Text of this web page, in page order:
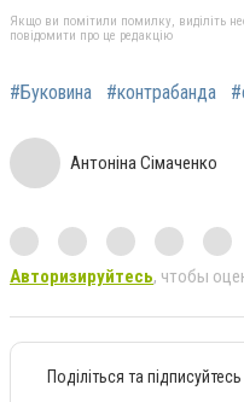
Якщо ви помітили помилку, виділіть
повідомити про це редакцію
#Буковина #контрабанда
Антоніна Сімаченко
Авторизируйтесь, чтобы
Поділіться та